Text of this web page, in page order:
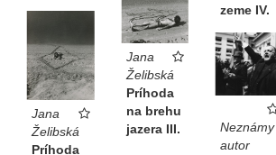
zeme IV.
Jana
Želibská
Príhoda
na brehu
jazera III.
Jana
Želibská
Príhoda
Neznámy
autor